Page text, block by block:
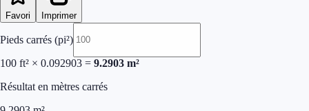
Favori Imprimer
Pieds carrés (pi²)
100 ft² × 0.092903 = 9.2903 m²
Résultat en mètres carrés